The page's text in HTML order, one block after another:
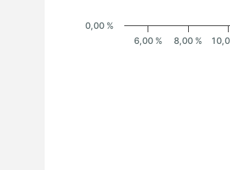
6,00 % 8,00 %
0,00 %